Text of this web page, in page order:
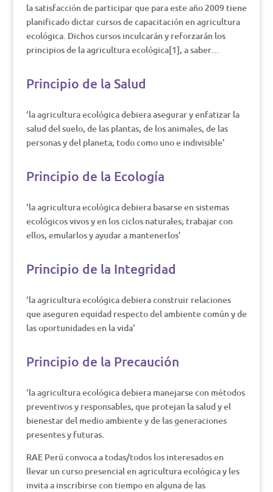
la satisfacción de participar que para este año 2009 tiene
planificado dictar cursos de capacitación en agricultura
ecológica. Dichos cursos inculcarán y reforzarán los
principios de la agricultura ecológica[1], a saber…
Principio de la Salud
‘la agricultura ecológica debiera asegurar y enfatizar la
salud del suelo, de las plantas, de los animales, de las
personas y del planeta; todo como uno e indivisible’
Principio de la Ecología
‘la agricultura ecológica debiera basarse en sistemas
ecológicos vivos y en los ciclos naturales; trabajar con
ellos, emularlos y ayudar a mantenerlos’
Principio de la Integridad
‘la agricultura ecológica debiera construir relaciones
que aseguren equidad respecto del ambiente común y de
las oportunidades en la vida’
Principio de la Precaución
‘la agricultura ecológica debiera manejarse con métodos
preventivos y responsables, que protejan la salud y el
bienestar del medio ambiente y de las generaciones
presentes y futuras.
RAE Perú convoca a todas/todos los interesados en
llevar un curso presencial en agricultura ecológica y les
invita a inscribirse con tiempo en alguna de las